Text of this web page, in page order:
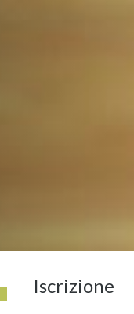
Iscrizione